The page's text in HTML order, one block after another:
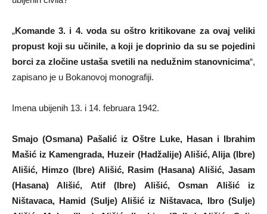
„Komande 3. i 4. voda su oštro kritikovane za ovaj veliki
propust koji su učinile, a koji je doprinio da su se pojedini
borci za zločine ustaša svetili na nedužnim stanovnicima“,
zapisano je u Bokanovoj monografiji.
Imena ubijenih 13. i 14. februara 1942.
Smajo (Osmana) Pašalić iz Oštre Luke, Hasan i Ibrahim
Mašić iz Kamengrada, Huzeir (Hadžalije) Ališić, Alija (Ibre)
Ališić, Himzo (Ibre) Ališić, Rasim (Hasana) Ališić, Jasam
(Hasana) Ališić, Atif (Ibre) Ališić, Osman Ališić iz
Ništavaca, Hamid (Sulje) Ališić iz Ništavaca, Ibro (Sulje)